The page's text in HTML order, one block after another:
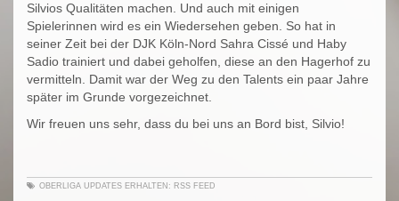
Silvios Qualitäten machen. Und auch mit einigen
Spielerinnen wird es ein Wiedersehen geben. So hat in
seiner Zeit bei der DJK Köln-Nord Sahra Cissé und Haby
Sadio trainiert und dabei geholfen, diese an den Hagerhof zu
vermitteln. Damit war der Weg zu den Talents ein paar Jahre
später im Grunde vorgezeichnet.
Wir freuen uns sehr, dass du bei uns an Bord bist, Silvio!
OBERLIGA UPDATES ERHALTEN: RSS FEED